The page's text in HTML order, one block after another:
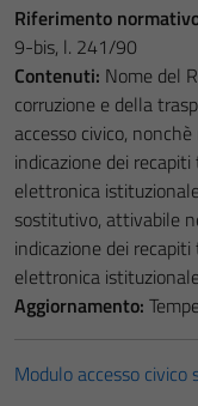
Riferimento
9-bis, l. 241/90
Contenuti: Nome del
corruzione e della
accesso civico,
indicazione dei
elettronica
sostitutivo, attivabile
indicazione dei
elettronica
Aggiornamento:
Modulo accesso civico